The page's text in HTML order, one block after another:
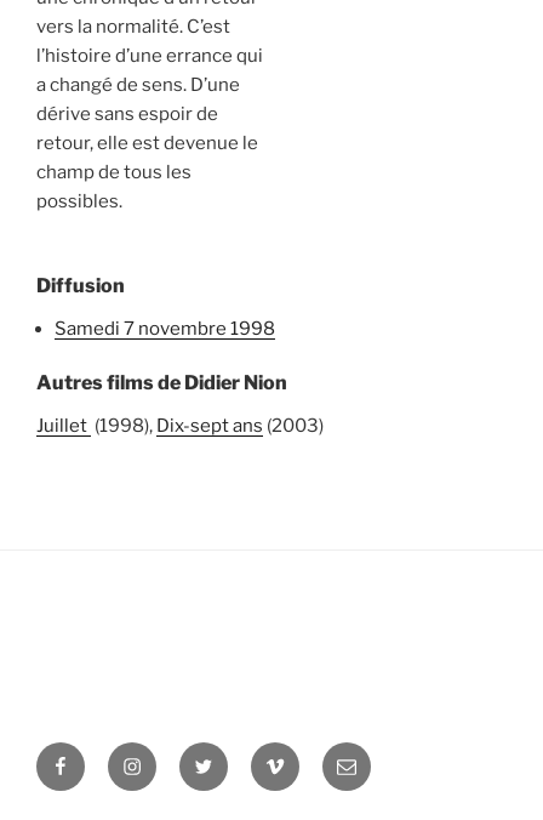
vers la normalité. C’est
l’histoire d’une errance qui
a changé de sens. D’une
dérive sans espoir de
retour, elle est devenue le
champ de tous les
possibles.
Diffusion
samedi 7 novembre 1998
Autres films de Didier Nion
Juillet (1998), Dix-sept ans (2003)
FacebookInstagramTwitter Vimeo Newsletter